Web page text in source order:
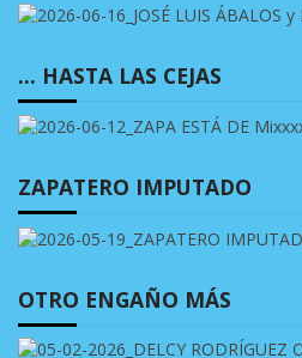
… HASTA LAS CEJAS
ZAPATERO IMPUTADO
OTRO ENGAÑO MÁS